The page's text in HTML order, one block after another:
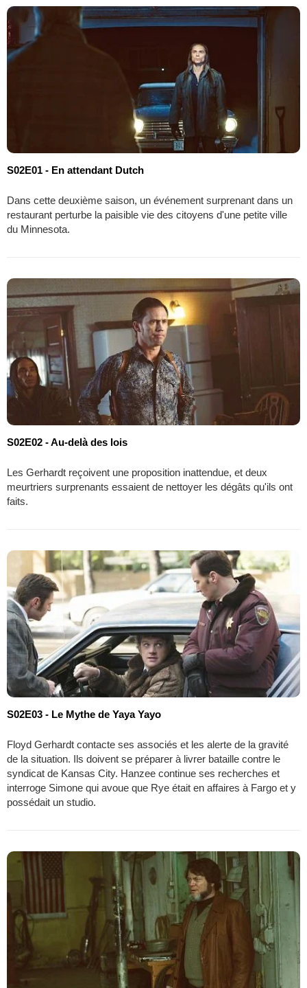
S02E01 - En attendant Dutch
Dans cette deuxième saison, un événement surprenant dans un
restaurant perturbe la paisible vie des citoyens d'une petite ville
du Minnesota.
S02E02 - Au-delà des lois
Les Gerhardt reçoivent une proposition inattendue, et deux
meurtriers surprenants essaient de nettoyer les dégâts qu'ils ont
faits.
S02E03 - Le Mythe de Yaya Yayo
Floyd Gerhardt contacte ses associés et les alerte de la gravité
de la situation. Ils doivent se préparer à livrer bataille contre le
syndicat de Kansas City. Hanzee continue ses recherches et
interroge Simone qui avoue que Rye était en affaires à Fargo et y
possédait un studio.